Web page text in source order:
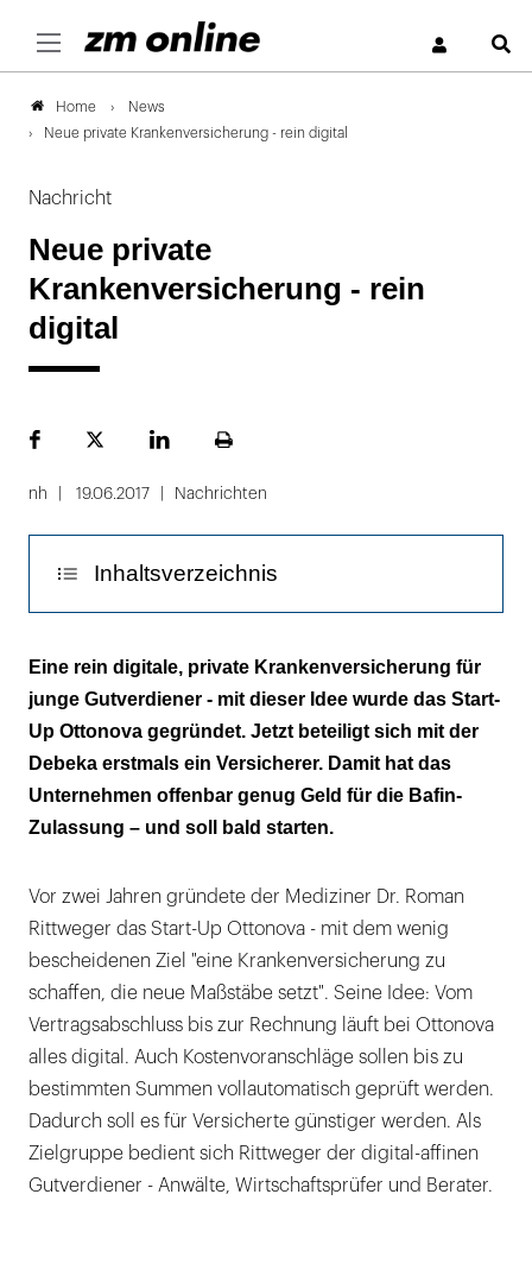
Home
News
Neue private Krankenversicherung - rein digital
Nachricht
Neue private
Krankenversicherung - rein
digital
FacebookPlattformLinekdInSeite
nh 19.06.2017 Nachrichten
Inhaltsverzeichnis
Zulassung steht noch aus - Debeka investiert
10 Millionen Euro
Eine rein digitale, private Krankenversicherung für
junge Gutverdiener - mit dieser Idee wurde das Start-
Up Ottonova gegründet. Jetzt beteiligt sich mit der
Debeka erstmals ein Versicherer. Damit hat das
Unternehmen offenbar genug Geld für die Bafin-
Zulassung – und soll bald starten.
Vor zwei Jahren gründete der Mediziner Dr. Roman
Rittweger das Start-Up Ottonova - mit dem wenig
bescheidenen Ziel "eine Krankenversicherung zu
schaffen, die neue Maßstäbe setzt". Seine Idee: Vom
Vertragsabschluss bis zur Rechnung läuft bei Ottonova
alles digital. Auch Kostenvoranschläge sollen bis zu
bestimmten Summen vollautomatisch geprüft werden.
Dadurch soll es für Versicherte günstiger werden. Als
Zielgruppe bedient sich Rittweger der digital-affinen
Gutverdiener - Anwälte, Wirtschaftsprüfer und Berater.